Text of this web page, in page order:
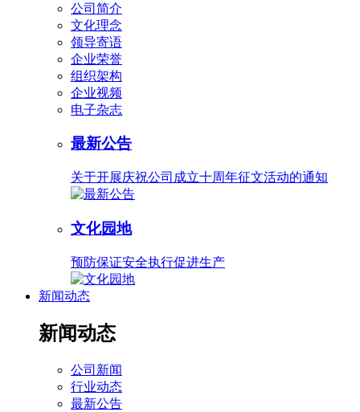
公司简介
文化理念
领导寄语
企业荣誉
组织架构
企业视频
电子杂志
最新公告
关于开展庆祝公司成立十周年征文活动的通知
文化园地
预防保证安全执行促进生产
新闻动态
新闻动态
公司新闻
行业动态
最新公告